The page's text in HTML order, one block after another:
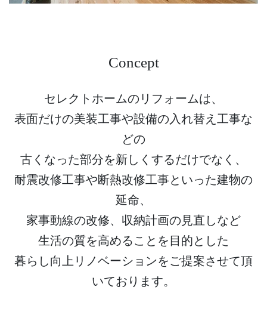
Concept
セレクトホームのリフォームは、
表面だけの美装工事や設備の入れ替え工事な
どの
古くなった部分を新しくするだけでなく、
耐震改修工事や断熱改修工事といった建物の
延命、
家事動線の改修、収納計画の見直しなど
生活の質を高めることを目的とした
暮らし向上リノベーションをご提案させて頂
いております。